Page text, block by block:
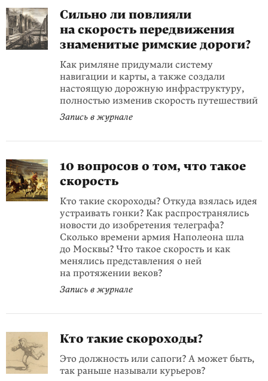
Сильно ли повлияли
на скорость передвижения
знаменитые римские дороги?
Как римляне придумали систему
навигации и карты, а также создали
настоящую дорожную инфраструктуру,
полностью изменив скорость путешествий
Запись в журнале
10 вопросов о том, что такое
скорость
Кто такие скороходы? Откуда взялась идея
устраивать гонки? Как распространялись
новости до изобретения телеграфа?
Сколько времени армия Наполеона шла
до Москвы? Что такое скорость и как
менялись представления о ней
на протяжении веков?
Запись в журнале
Кто такие скороходы?
Это должность или сапоги? А может быть,
так раньше называли курьеров?